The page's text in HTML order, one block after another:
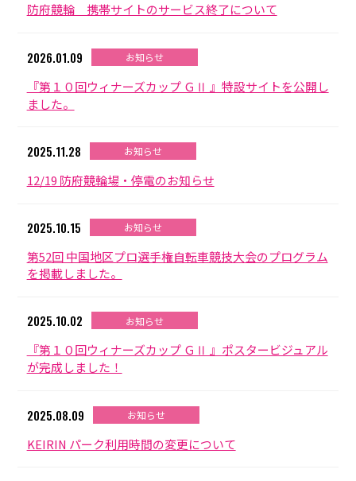
防府競輪 携帯サイトのサービス終了について
2026.01.09 お知らせ
『第１０回ウィナーズカップ ＧⅡ 』特設サイトを公開し
ました。
2025.11.28 お知らせ
12/19 防府競輪場・停電のお知らせ
2025.10.15 お知らせ
第52回 中国地区プロ選手権自転車競技大会のプログラム
を掲載しました。
2025.10.02 お知らせ
『第１０回ウィナーズカップ ＧⅡ 』ポスタービジュアル
が完成しました！
2025.08.09 お知らせ
KEIRIN パーク利用時間の変更について